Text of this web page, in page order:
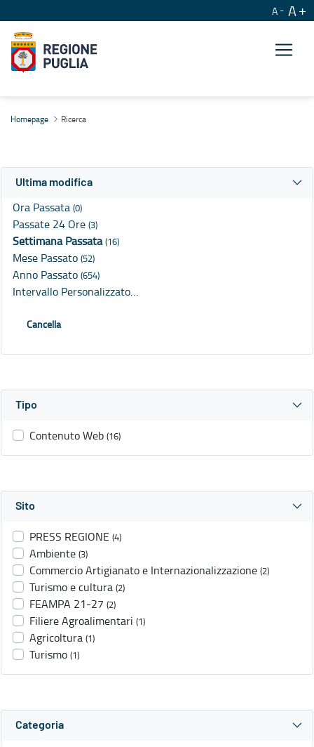
A A
Homepage Ricerca
Ultima modifica
Ora Passata (0)
Passate 24 Ore (3)
Settimana Passata(16)
Mese Passato (52)
Anno Passato (654)
Intervallo Personalizzato…
Cancella
Tipo
Contenuto Web (16)
Sito
PRESS REGIONE (4)
Ambiente (3)
Commercio Artigianato e Internazionalizzazione (2)
Turismo e cultura (2)
FEAMPA 21-27 (2)
Filiere Agroalimentari (1)
Agricoltura (1)
Turismo (1)
Categoria